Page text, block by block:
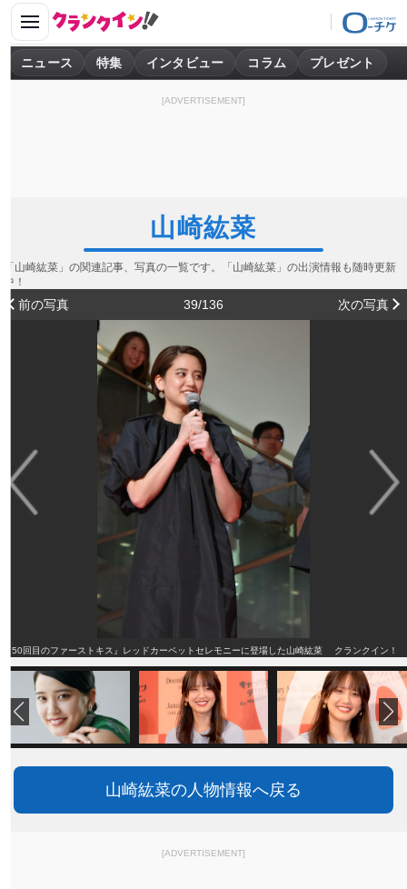
ニュース 特集 インタビュー コラム プレゼント
[ADVERTISEMENT]
山崎紘菜
「山崎紘菜」の関連記事、写真の一覧です。「山崎紘菜」の出演情報も随時更新
中！
前の写真 39/136 次の写真
『50回目のファーストキス』レッドカーペットセレモニーに登場した山崎紘菜 クランクイン！
山崎紘菜の人物情報へ戻る
[ADVERTISEMENT]